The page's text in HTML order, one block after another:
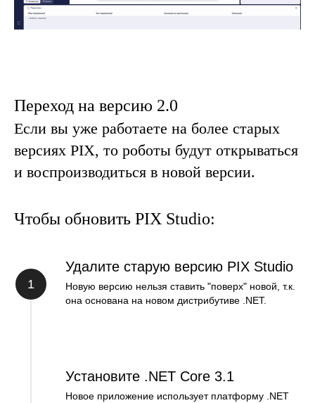
Переход на версию 2.0
Если вы уже работаете на более старых
версиях PIX, то роботы будут открываться
и воспроизводиться в новой версии.
Чтобы обновить PIX Studio:
1
Удалите старую версию PIX Studio
Новую версию нельзя ставить "поверх" новой, т.к.
она основана на новом дистрибутиве .NET.
Установите .NET Core 3.1
Новое приложение использует платформу .NET